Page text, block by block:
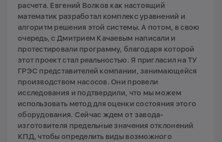
расчета. Евгений Волков как настоящий
математик разработал комплекс уравнений и
алгоритм решения этой системы. А потом, в свою
очередь, с Дмитрием Качаевым написали и
протестировали программу, благодаря которой
этот проект стал реальностью. Я пригласил на ТУ
ГРЭС представителей компании, занимающейся
производством насосов. Они провели
исследования и подтвердили, что мы можем
использовать метод для оценки состояния этого
оборудования. Сейчас ждем от завода-
изготовителя предельные значения отклонений
КПД, чтобы определить виды возможного